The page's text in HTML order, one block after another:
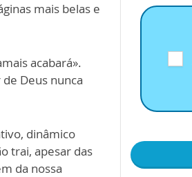
mais belas e
acabará».
Deus nunca
dinâmico
trai, apesar das
da nossa